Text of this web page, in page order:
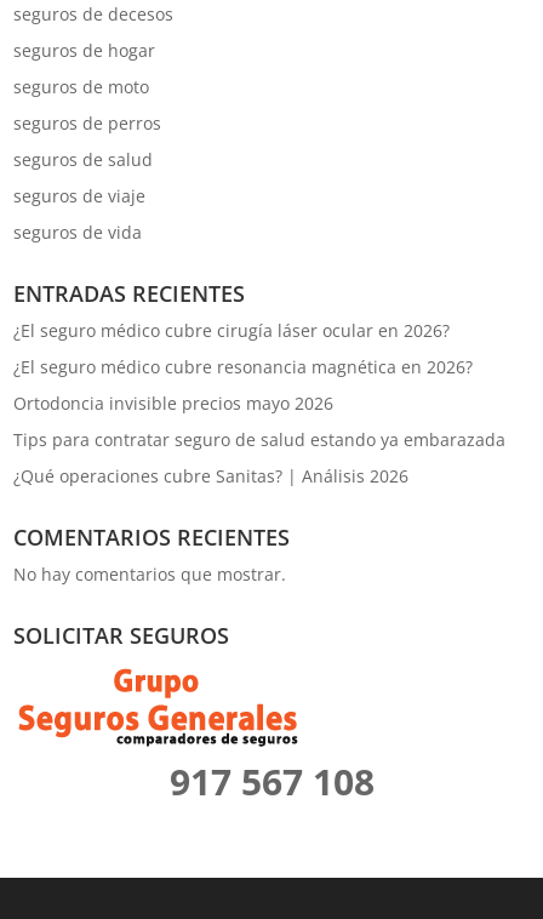
seguros de decesos
seguros de hogar
seguros de moto
seguros de perros
seguros de salud
seguros de viaje
seguros de vida
ENTRADAS RECIENTES
¿El seguro médico cubre cirugía láser ocular en 2026?
¿El seguro médico cubre resonancia magnética en 2026?
Ortodoncia invisible precios mayo 2026
Tips para contratar seguro de salud estando ya embarazada
¿Qué operaciones cubre Sanitas? | Análisis 2026
COMENTARIOS RECIENTES
No hay comentarios que mostrar.
SOLICITAR SEGUROS
917 567 108